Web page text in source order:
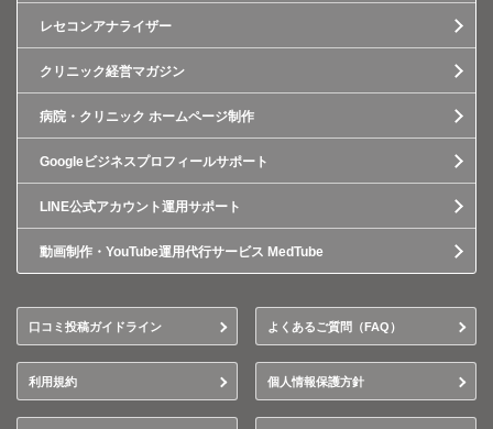
レセコンアナライザー
クリニック経営マガジン
病院・クリニック ホームページ制作
Googleビジネスプロフィールサポート
LINE公式アカウント運用サポート
動画制作・YouTube運用代行サービス MedTube
口コミ投稿ガイドライン よくあるご質問（FAQ）
利用規約 個人情報保護方針